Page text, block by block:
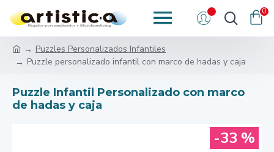
0
Puzzles Personalizados Infantiles
Puzzle personalizado infantil con marco de hadas y caja
Puzzle Infantil Personalizado con marco
de hadas y caja
-33 %